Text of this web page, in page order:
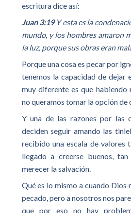
escritura dice así:
Juan 3:19Y esta es la
mundo, y los hombres amaron
la luz, porque sus obras eran
Porque una cosa es pecar por
tenemos la capacidad de dejar
muy diferente es que habiendo
no queramos tomar la opción de
Y una de las razones por las
deciden seguir amando las
recibido una escala de valores
llegado a creerse buenos,
merecer la salvación.
Qué es lo mismo a cuando Dios
pecado, pero a nosotros nos
que por eso no hay